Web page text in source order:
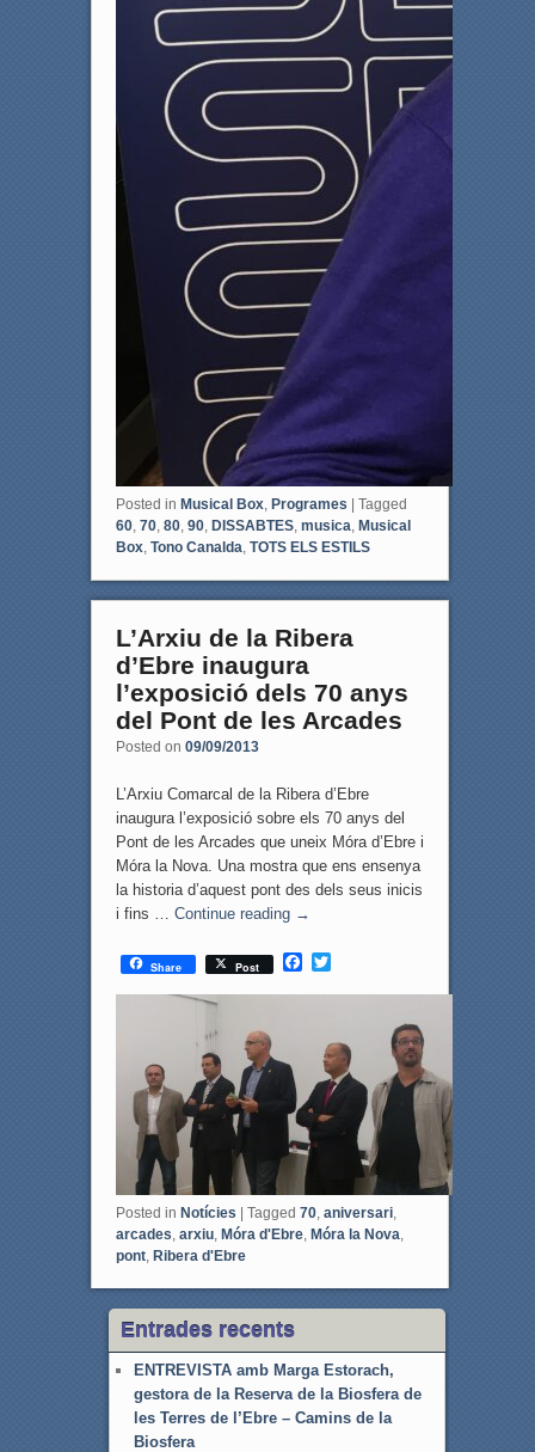
Posted in Musical Box, Programes
Tagged
60, 70, 80, 90, DISSABTES, musica, Musical
Box, Tono Canalda, TOTS ELS ESTILS
L’Arxiu de la Ribera
d’Ebre inaugura
l’exposició dels 70 anys
del Pont de les Arcades
Posted on 09/09/2013
L’Arxiu Comarcal de la Ribera d’Ebre
inaugura l’exposició sobre els 70 anys del
Pont de les Arcades que uneix Móra d’Ebre i
Móra la Nova. Una mostra que ens ensenya
la historia d’aquest pont des dels seus inicis
i fins … Continue reading →
Share Post
F
c
k
T
i
t
e
r
Posted in Notícies Tagged 70, aniversari,
arcades, arxiu, Móra d'Ebre, Móra la Nova,
pont, Ribera d'Ebre
Entrades recents
ENTREVISTA amb Marga Estorach,
gestora de la Reserva de la Biosfera de
les Terres de l’Ebre – Camins de la
Biosfera